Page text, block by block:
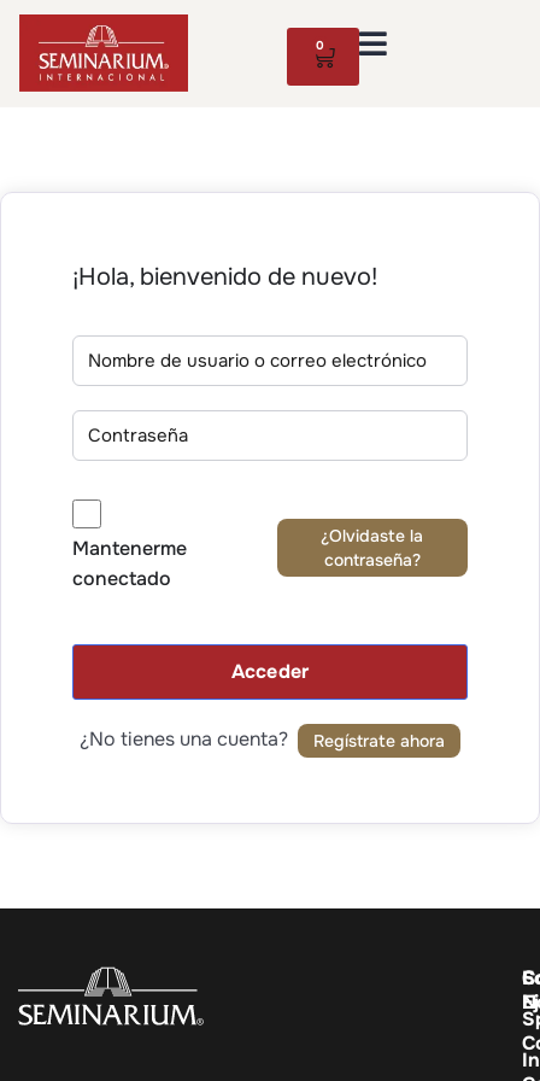
0
¡Hola, bienvenido de nuevo!
Mantenerme
conectado
¿Olvidaste la
contraseña?
Acceder
¿No tienes una cuenta? Regístrate ahora
In